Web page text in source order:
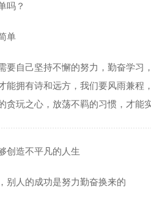
吗？
单
要自己坚持不懈的努力，勤奋学习
能拥有诗和远方，我们要风雨兼程
贪玩之心，放荡不羁的习惯，才能
创造不平凡的人生
别人的成功是努力勤奋换来的